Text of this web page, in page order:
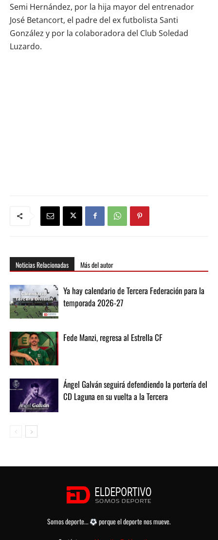
Semi Hernández, por la hija mayor del entrenador
José Betancort, el padre del ex futbolista Santi
González y por la colaboradora del Club Soledad
Luzardo.
Noticias Relacionadas Más del autor
Ya hay calendario de Tercera Federación para la
temporada 2026-27
Fede Manzi, regresa al Estrella CF
Ángel Galván seguirá defendiendo la portería del
CD Laguna en su vuelta a la Tercera
Somos deporte...
porque el deporte nos mueve.